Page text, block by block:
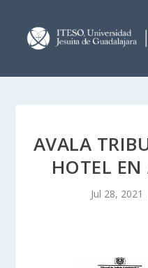
AVALA
HOTEL
Jul 28, 2021